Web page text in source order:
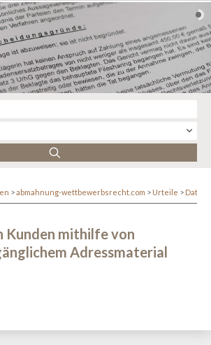
abmahnung-wettbewerbsrecht.com Urteile
Kunden mithilfe von
Adressmaterial